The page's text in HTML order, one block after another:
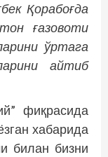
Қорабоғда
ғазовоти
ўртага
айтиб
фиқрасида
хабарида
билан бизни